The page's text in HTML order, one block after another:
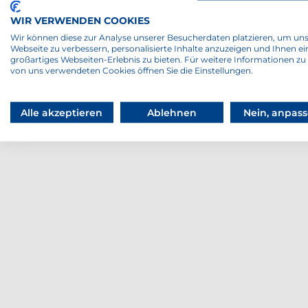
können Sie wie bereits im
Winter online vornehmen.
noch weitergehende
freundlichen großen
WIR VERWENDEN COOKIES
Wir können diese zur Analyse unserer Besucherdaten platzieren, um
Webseite zu verbessern, personalisierte Inhalte anzuzeigen und Ihnen
großartiges Webseiten-Erlebnis zu bieten. Für weitere Informationen zu
von uns verwendeten Cookies öffnen Sie die Einstellungen.
Alle akzeptieren Ablehnen Nein,